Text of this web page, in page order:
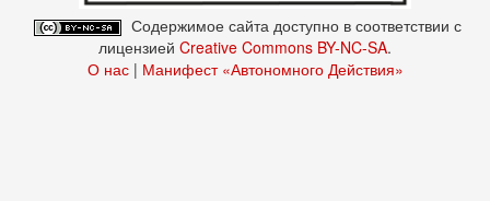
Содержимое сайта доступно в соответствии с
лицензией Creative Commons BY-NC-SA.
О нас| Манифест «Автономного Действия»